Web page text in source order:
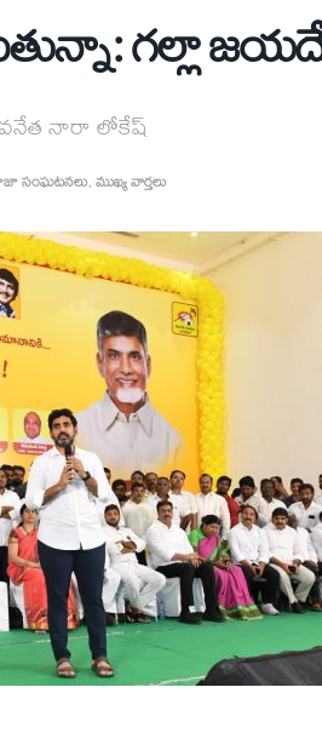
గల్లా
నారా లోకేష్
సంఘటనలు,ముఖ్య వార్తలు